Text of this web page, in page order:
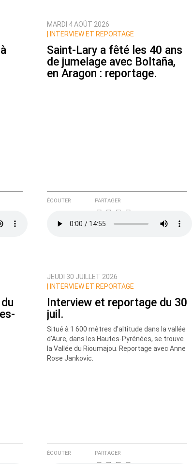
commentaires de cette discussion par email
MARDI 4 AOÛT 2026
INTERVIEW ET REPORTAGE
Saint-Lary a fêté les 40 ans
de jumelage avec Boltaña,
en Aragon : reportage.
ÉCOUTER PARTAGER
JEUDI 30 JUILLET 2026
INTERVIEW ET REPORTAGE
Interview et reportage du 30
juil.
Situé à 1 600 mètres d'altitude dans la vallée
d'Aure, dans les Hautes-Pyrénées, se trouve
la Vallée du Rioumajou. Reportage avec Anne
Rose Jankovic.
ÉCOUTER PARTAGER